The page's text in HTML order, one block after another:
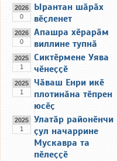
2026
0
Ырантан шӑрӑх
вӗҫленет
2026
0
Апашра хӗрарӑм
виллине тупнӑ
2025
1
Сиктӗрмене Уява
чӗнеҫҫӗ
2025
1
Чӑваш Енри икӗ
плотинӑна тӗпрен
юсӗҫ
2025
1
Улатӑр районӗнчи
ҫул начаррине
Мускавра та
пӗлеҫҫӗ